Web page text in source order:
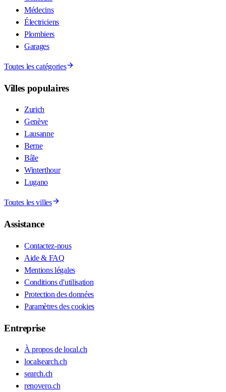
Médecins
Électriciens
Plombiers
Garages
Toutes les catégories
Villes populaires
Zurich
Genève
Lausanne
Berne
Bâle
Winterthour
Lugano
Toutes les villes
Assistance
Contactez-nous
Aide & FAQ
Mentions légales
Conditions d'utilisation
Protection des données
Paramètres des cookies
Entreprise
À propos de local.ch
localsearch.ch
search.ch
renovero.ch